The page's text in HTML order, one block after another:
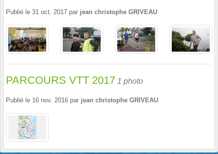
Publié le 31 oct. 2017 par jean christophe GRIVEAU
PARCOURS VTT 2017 1 photo
Publié le 16 nov. 2016 par jean christophe GRIVEAU